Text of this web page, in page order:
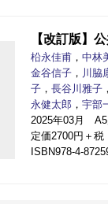
【改訂版】
柗永佳甫 ， 中林
金谷信子 ， 川脇
子 ， 長谷川雅子 ，
永健太郎 ， 宇部
2025年03月 A5
定価2700円＋税
ISBN978-4-